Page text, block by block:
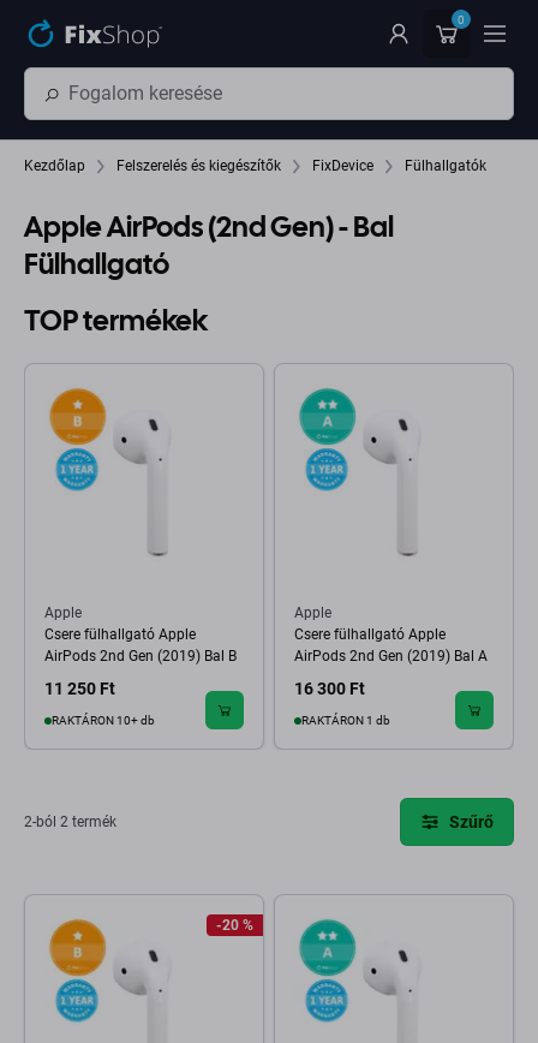
0
Kezdőlap Felszerelés és kiegészítők FixDevice Fülhallgatók
Apple AirPods (2nd Gen) - Bal
Fülhallgató
TOP termékek
Apple
Csere fülhallgató Apple
AirPods 2nd Gen (2019) Bal B
11 250 Ft
RAKTÁRON 10+ db
Apple
Csere fülhallgató Apple
AirPods 2nd Gen (2019) Bal A
16 300 Ft
RAKTÁRON 1 db
2-ból 2 termék Szűrő
-20 %